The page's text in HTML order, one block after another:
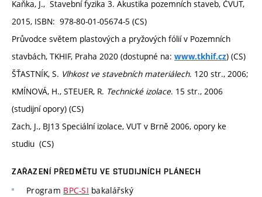
Kaňka, J., Stavební fyzika 3. Akustika pozemních staveb, ČVUT,
2015, ISBN: 978-80-01-05674-5 (CS)
Průvodce světem plastových a pryžových fólií v Pozemních
stavbách, TKHIF, Praha 2020 (dostupné na: www.tkhif.cz) (CS)
ŠŤASTNÍK, S. Vlhkost ve stavebních materiálech. 120 str., 2006;
KMÍNOVÁ, H., STEUER, R. Technické izolace. 15 str., 2006
(studijní opory) (CS)
Zach, J., BJ13 Speciální izolace, VUT v Brně 2006, opory ke
studiu (CS)
ZAŘAZENÍ PŘEDMĚTU VE STUDIJNÍCH PLÁNECH
Program BPC-SI bakalářský